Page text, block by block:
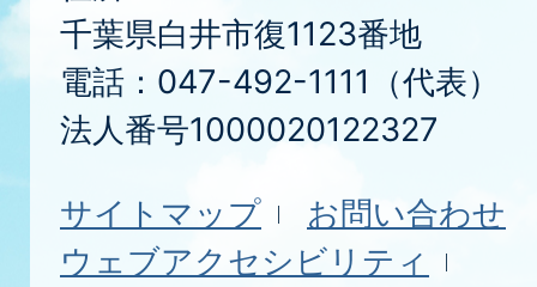
千葉県白井市復1123番地
電話：047-492-1111（代表）
法人番号1000020122327
サイトマップ
お問い合わせ
ウェブアクセシビリティ